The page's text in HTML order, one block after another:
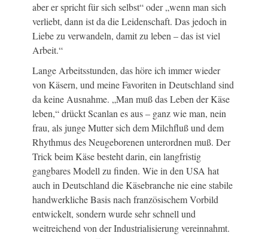
aber er spricht für sich selbst“ oder „wenn man sich
verliebt, dann ist da die Leidenschaft. Das jedoch in
Liebe zu verwandeln, damit zu leben – das ist viel
Arbeit.“
Lange Arbeitsstunden, das höre ich immer wieder
von Käsern, und meine Favoriten in Deutschland sind
da keine Ausnahme. „Man muß das Leben der Käse
leben,“ drückt Scanlan es aus – ganz wie man, nein
frau, als junge Mutter sich dem Milchfluß und dem
Rhythmus des Neugeborenen unterordnen muß. Der
Trick beim Käse besteht darin, ein langfristig
gangbares Modell zu finden. Wie in den USA hat
auch in Deutschland die Käsebranche nie eine stabile
handwerkliche Basis nach französischem Vorbild
entwickelt, sondern wurde sehr schnell und
weitreichend von der Industrialisierung vereinnahmt.